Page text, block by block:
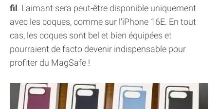
fil. L'aimant sera peut-être disponible uniquement
avec les coques, comme sur l'iPhone 16E. En tout
cas, les coques sont bel et bien équipées et
pourraient de facto devenir indispensable pour
profiter du MagSafe !